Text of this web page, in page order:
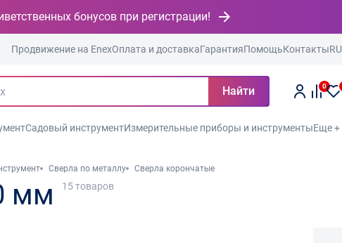
бонусов при регистрации!
Продвижение на EnexОплата и доставкаГарантияПомощьКонтактыRU
Найти 0
Садовый инструментИзмерительные приборы и инструментыЕще +
Сверла по металлу Сверла корончатые
мм 15товаров